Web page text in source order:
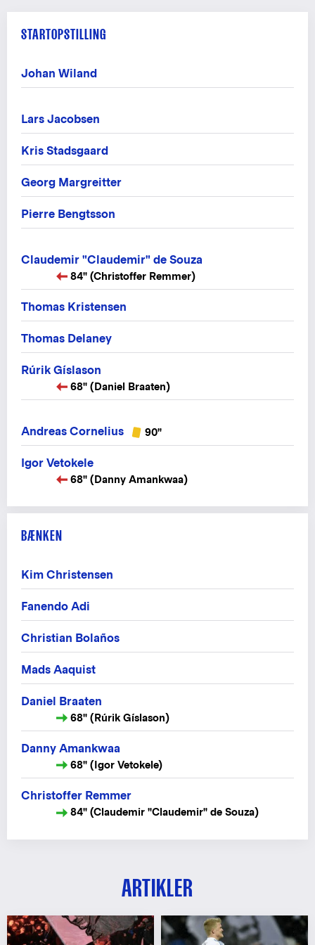
STARTOPSTILLING
Johan Wiland
Lars Jacobsen
Kris Stadsgaard
Georg Margreitter
Pierre Bengtsson
Claudemir "Claudemir" de Souza
84" (Christoffer Remmer)
Thomas Kristensen
Thomas Delaney
Rúrik Gíslason
68" (Daniel Braaten)
Andreas Cornelius 90"
Igor Vetokele
68" (Danny Amankwaa)
BÆNKEN
Kim Christensen
Fanendo Adi
Christian Bolaños
Mads Aaquist
Daniel Braaten
68" (Rúrik Gíslason)
Danny Amankwaa
68" (Igor Vetokele)
Christoffer Remmer
84" (Claudemir "Claudemir" de Souza)
ARTIKLER